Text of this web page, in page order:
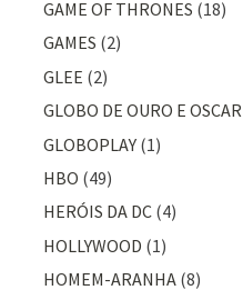
GAME OF THRONES (18)
GAMES (2)
GLEE (2)
GLOBO DE OURO E OSCAR
GLOBOPLAY (1)
HBO (49)
HERÓIS DA DC (4)
HOLLYWOOD (1)
HOMEM-ARANHA (8)